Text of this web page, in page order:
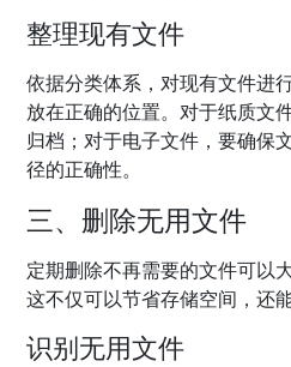
整理现有文件
依据分类体系，对现有文件进
放在正确的位置。对于纸质文
归档；对于电子文件，要确保
径的正确性。
三、删除无用文件
定期删除不再需要的文件可以
这不仅可以节省存储空间，还
识别无用文件